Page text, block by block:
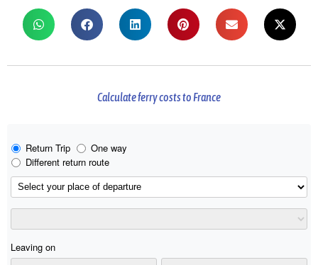
Calculate ferry costs to France